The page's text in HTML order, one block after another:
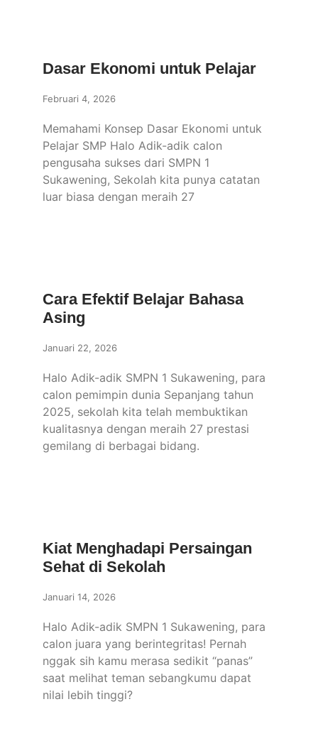
Dasar Ekonomi untuk Pelajar
Februari 4, 2026
Memahami Konsep Dasar Ekonomi untuk
Pelajar SMP Halo Adik-adik calon
pengusaha sukses dari SMPN 1
Sukawening, Sekolah kita punya catatan
luar biasa dengan meraih 27
Cara Efektif Belajar Bahasa
Asing
Januari 22, 2026
Halo Adik-adik SMPN 1 Sukawening, para
calon pemimpin dunia Sepanjang tahun
2025, sekolah kita telah membuktikan
kualitasnya dengan meraih 27 prestasi
gemilang di berbagai bidang.
Kiat Menghadapi Persaingan
Sehat di Sekolah
Januari 14, 2026
Halo Adik-adik SMPN 1 Sukawening, para
calon juara yang berintegritas! Pernah
nggak sih kamu merasa sedikit “panas”
saat melihat teman sebangkumu dapat
nilai lebih tinggi?